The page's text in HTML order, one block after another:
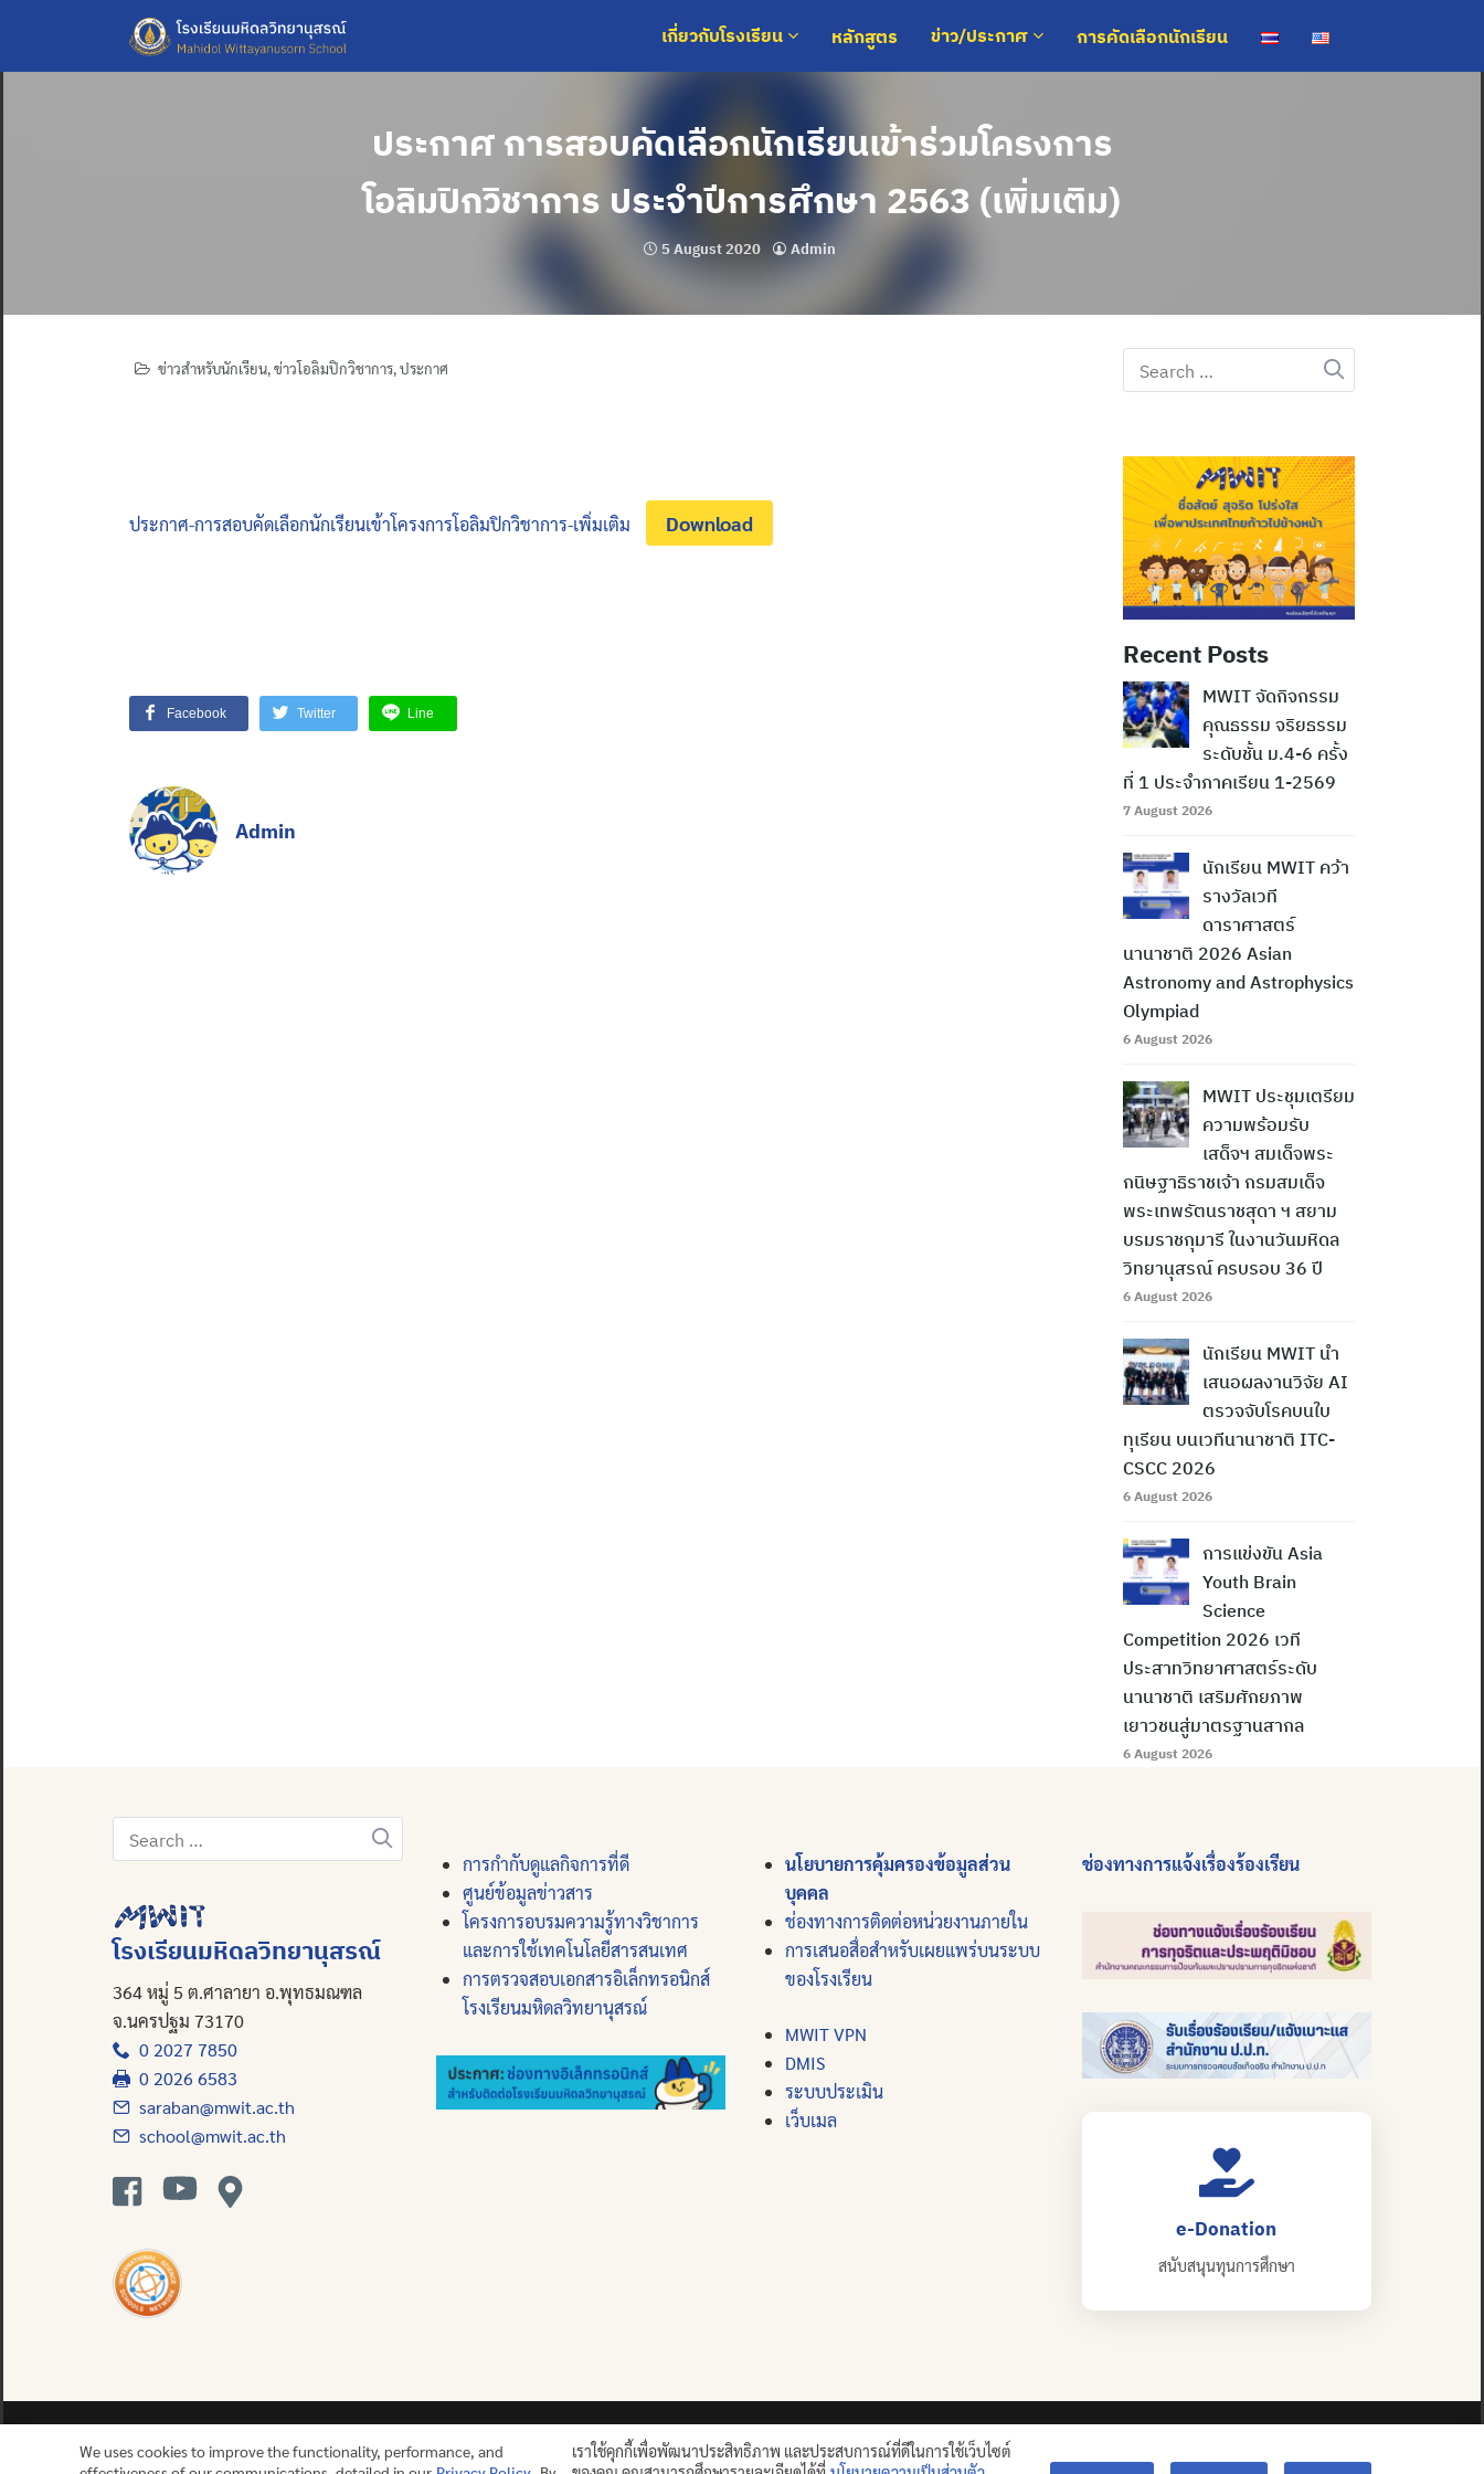
content
เกี่ยวกับโรงเรียน หลักสูตร ข่าว/ประกาศ การคัดเลือกนักเรียน
ประกาศ การสอบคัดเลือกนักเรียนเข้าร่วมโครงการ
โอลิมปิกวิชาการ ประจำปีการศึกษา 2563 (เพิ่มเติม)
5 August 2020 Admin
ข่าวสำหรับนักเรียน,ข่าวโอลิมปิกวิชาการ,ประกาศ
ประกาศ-การสอบคัดเลือกนักเรียนเข้าโครงการโอลิมปิกวิชาการ-เพิ่มเติม Download
Facebook Twitter Line
Admin
Search
for:
Recent Posts
MWIT จัดกิจกรรม
คุณธรรม จริยธรรม
ระดับชั้น ม.4-6 ครั้ง
ที่ 1 ประจำภาคเรียน 1-2569
7 August 2026
นักเรียน MWIT คว้า
รางวัลเวที
ดาราศาสตร์
นานาชาติ 2026 Asian
Astronomy and Astrophysics
Olympiad
6 August 2026
MWIT ประชุมเตรียม
ความพร้อมรับ
เสด็จฯ สมเด็จพระ
กนิษฐาธิราชเจ้า กรมสมเด็จ
พระเทพรัตนราชสุดา ฯ สยาม
บรมราชกุมารี ในงานวันมหิดล
วิทยานุสรณ์ ครบรอบ 36 ปี
6 August 2026
นักเรียน MWIT นำ
เสนอผลงานวิจัย AI
ตรวจจับโรคบนใบ
ทุเรียน บนเวทีนานาชาติ ITC-
CSCC 2026
6 August 2026
การแข่งขัน Asia
Youth Brain
Science
Competition 2026 เวที
ประสาทวิทยาศาสตร์ระดับ
นานาชาติ เสริมศักยภาพ
เยาวชนสู่มาตรฐานสากล
6 August 2026
Search
for:
โรงเรียนมหิดลวิทยานุสรณ์
364 หมู่ 5 ต.ศาลายา อ.พุทธมณฑล
จ.นครปฐม 73170
0 2027 7850
0 2026 6583
saraban@mwit.ac.th
school@mwit.ac.th
การกำกับดูแลกิจการที่ดี
ศูนย์ข้อมูลข่าวสาร
โครงการอบรมความรู้ทางวิชาการ
และการใช้เทคโนโลยีสารสนเทศ
การตรวจสอบเอกสารอิเล็กทรอนิกส์
โรงเรียนมหิดลวิทยานุสรณ์
นโยบายการคุ้มครองข้อมูลส่วน
บุคคล
ช่องทางการติดต่อหน่วยงานภายใน
การเสนอสื่อสำหรับเผยแพร่บนระบบ
ของโรงเรียน
MWIT VPN
DMIS
ระบบประเมิน
เว็บเมล
ช่องทางการแจ้งเรื่องร้องเรียน
e-Donation
สนับสนุนทุนการศึกษา
ปญฺญาย ปริสุชฺฌติ (คนย่อมบริสุทธิ์ด้วยปัญญา)
We uses cookies to improve the functionality, performance, and
เราใช้คุกกี้เพื่อพัฒนาประสิทธิภาพ และประสบการณ์ที่ดีในการใช้เว็บไซต์